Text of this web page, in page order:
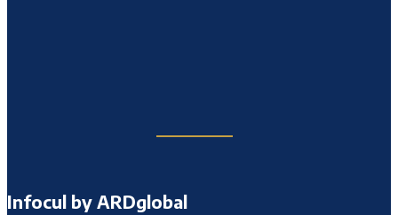
Infocul by ARDglobal